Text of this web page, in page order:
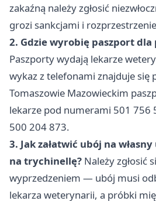
zakaźną należy zgłosić
grozi sankcjami i
2. Gdzie wyrobię paszport dla
Paszporty wydają lekarze
wykaz z telefonami znajduje się
Tomaszowie Mazowieckim
lekarze pod numerami 501 756
500 204 873.
3. Jak załatwić ubój na
na trychinellę? Należy zgłosić
wyprzedzeniem — ubój musi
lekarza weterynarii, a próbki